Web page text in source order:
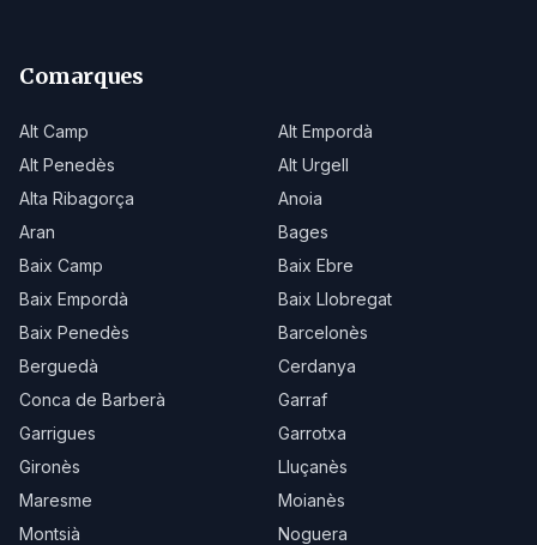
Comarques
Alt Camp
Alt Empordà
Alt Penedès
Alt Urgell
Alta Ribagorça
Anoia
Aran
Bages
Baix Camp
Baix Ebre
Baix Empordà
Baix Llobregat
Baix Penedès
Barcelonès
Berguedà
Cerdanya
Conca de Barberà
Garraf
Garrigues
Garrotxa
Gironès
Lluçanès
Maresme
Moianès
Montsià
Noguera